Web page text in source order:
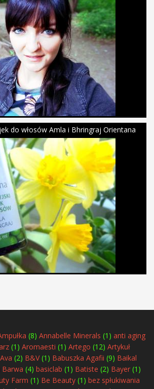
do włosów Amla i Bhringraj Orientana
(8) Annabelle Minerals (1) anti aging
(1) Aromaesti (1) Artego (12) Artykuł
Ava (2) B&V(1) Babuszka Agafii (9) Baikal
Barwa (4) basiclab (1) Batiste (2) Bayer (1)
Farm (1) Be Beauty (1) bez spłukiwania